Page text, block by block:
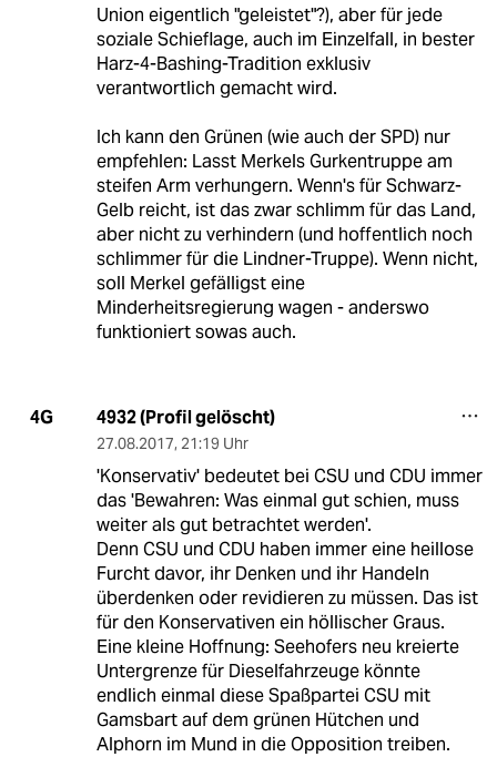
Union eigentlich "geleistet"?), aber für jede
soziale Schieflage, auch im Einzelfall, in bester
Harz-4-Bashing-Tradition exklusiv
verantwortlich gemacht wird.
Ich kann den Grünen (wie auch der SPD) nur
empfehlen: Lasst Merkels Gurkentruppe am
steifen Arm verhungern. Wenn's für Schwarz-
Gelb reicht, ist das zwar schlimm für das Land,
aber nicht zu verhindern (und hoffentlich noch
schlimmer für die Lindner-Truppe). Wenn nicht,
soll Merkel gefälligst eine
Minderheitsregierung wagen - anderswo
funktioniert sowas auch.
4G 4932 (Profil gelöscht)
27.08.2017, 21:19 Uhr
'Konservativ' bedeutet bei CSU und CDU immer
das 'Bewahren: Was einmal gut schien, muss
weiter als gut betrachtet werden'.
Denn CSU und CDU haben immer eine heillose
Furcht davor, ihr Denken und ihr Handeln
überdenken oder revidieren zu müssen. Das ist
für den Konservativen ein höllischer Graus.
Eine kleine Hoffnung: Seehofers neu kreierte
Untergrenze für Dieselfahrzeuge könnte
endlich einmal diese Spaßpartei CSU mit
Gamsbart auf dem grünen Hütchen und
Alphorn im Mund in die Opposition treiben.